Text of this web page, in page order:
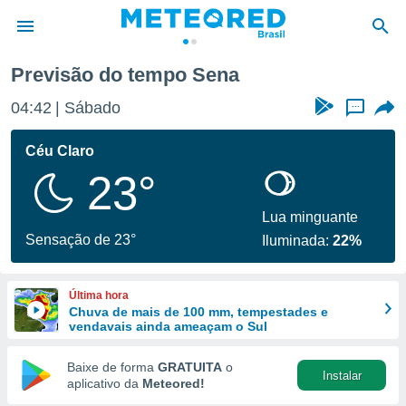
da
fornecidas
a este
das
e
forma
digital
Previsão do tempo Sena
04:42 Sábado ...
Céu Claro
23°
Sensação de 23°
Lua minguante
Iluminada:22%
Última hora
Chuva de mais de 100 mm, tempestades e
vendavais ainda ameaçam o Sul
Baixe de forma GRATUITA o
aplicativo da Meteored!
Instalar